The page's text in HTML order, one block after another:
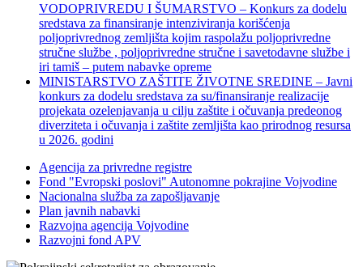
VODOPRIVREDU I ŠUMARSTVO – Konkurs za dodelu
sredstava za finansiranje intenziviranja korišćenja
poljoprivrednog zemljišta kojim raspolažu poljoprivredne
stručne službe , poljoprivredne stručne i savetodavne službe i
iri tamiš ‒ putem nabavke opreme
MINISTARSTVO ZAŠTITE ŽIVOTNE SREDINE – Javni
konkurs za dodelu sredstava za su/finansiranje realizacije
projekata ozelenjavanja u cilju zaštite i očuvanja predeonog
diverziteta i očuvanja i zaštite zemljišta kao prirodnog resursa
u 2026. godini
Agencija za privredne registre
Fond "Evropski poslovi" Autonomne pokrajine Vojvodine
Nacionalna služba za zapošljavanje
Plan javnih nabavki
Razvojna agencija Vojvodine
Razvojni fond APV